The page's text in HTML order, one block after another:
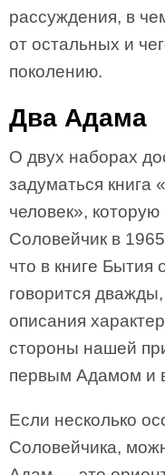
рассуждения, в
от остальных и
поколению.
Два Адама
О двух наборах
задуматься
человек»,
Соловейчик в
что в книге Бытия
говорится
описания
стороны нашей
первым Адамом и
Если несколько
Соловейчика,